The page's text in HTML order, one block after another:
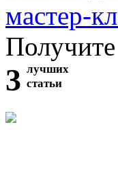
мастер-
3 лучших
статьи